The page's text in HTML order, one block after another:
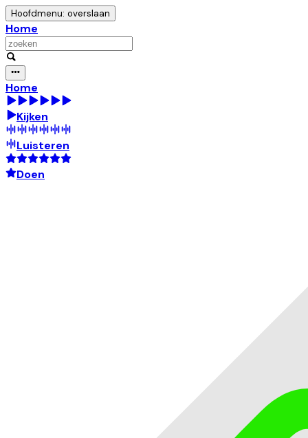
Hoofdmenu: overslaan
Home
Home
Kijken
Luisteren
Doen